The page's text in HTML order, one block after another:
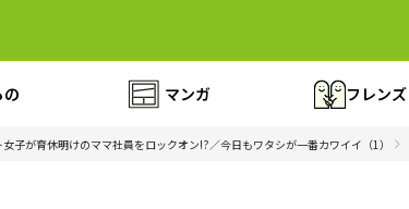
マンガ フレンズ
子が育休明けのママ社員をロックオン!?／今日もワタシが一番カワイイ（1）